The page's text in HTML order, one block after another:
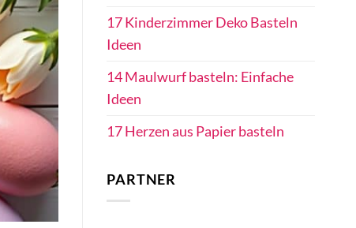
17 Kinderzimmer Deko Basteln
Ideen
14 Maulwurf basteln: Einfache
Ideen
17 Herzen aus Papier basteln
PARTNER